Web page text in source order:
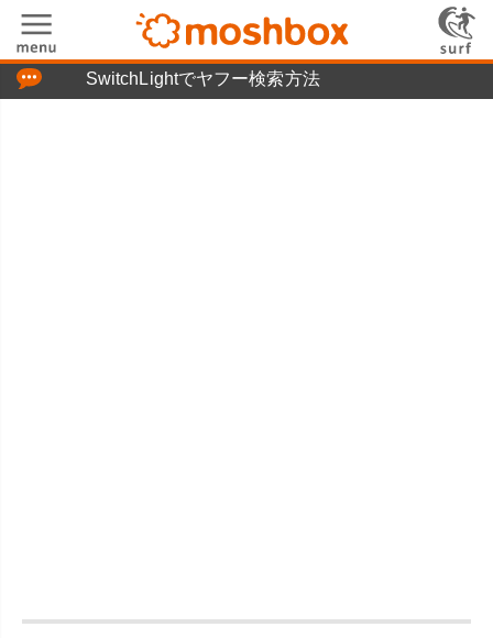
SwitchLightでヤフー検索方法
「つぶやき」の使い方